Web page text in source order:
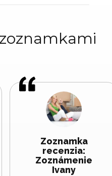
Zoznamka
recenzia:
Zoznámenie
Ivany